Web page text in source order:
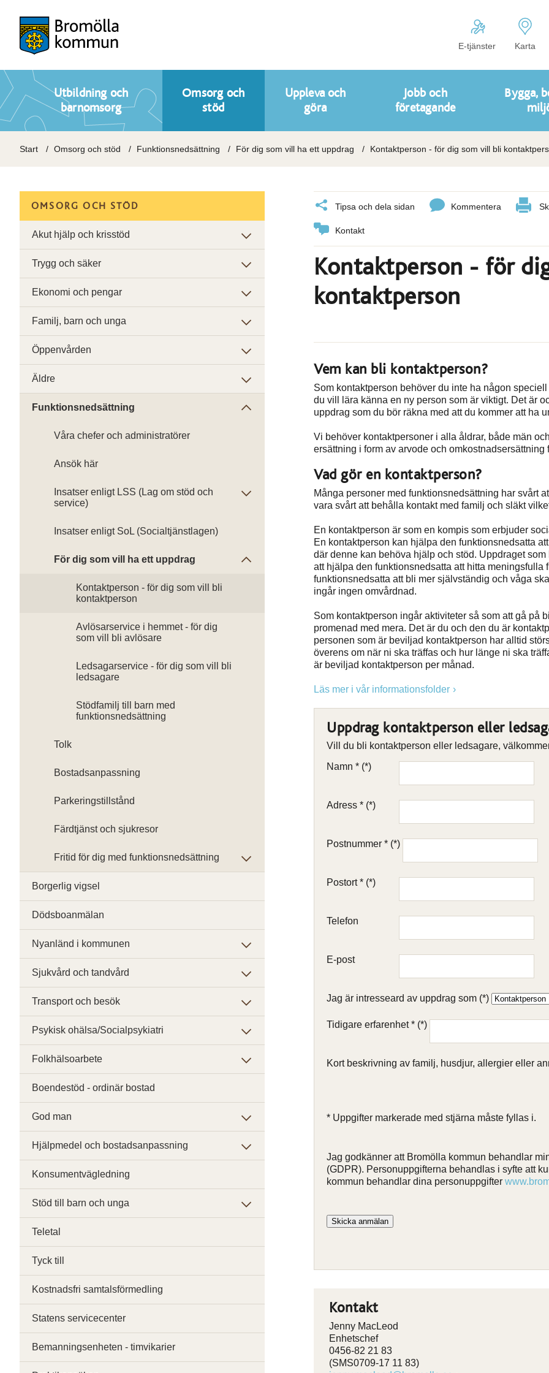
E-tjänster Karta
Utbildning och
barnomsorg
Omsorg och
stöd
Uppleva och
göra
Jobb och
företagande
Bygga,
Start Omsorg och stöd Funktionsnedsättning För dig som vill ha ett uppdrag Kontaktperson - för dig som vill bli
Tipsa och dela sidan Kommentera
Kontakt
Kontaktperson - för
kontaktperson
Vem kan bli kontaktperson?
Som kontaktperson behöver du inte ha någon
du vill lära känna en ny person som är viktigt. Det är
uppdrag som du bör räkna med att du kommer att ha
Vi behöver kontaktpersoner i alla åldrar, både män
ersättning i form av arvode och omkostnadsersättning
Vad gör en kontaktperson?
Många personer med funktionsnedsättning har svårt
vara svårt att behålla kontakt med familj och släkt
En kontaktperson är som en kompis som erbjuder
En kontaktperson kan hjälpa den funktionsnedsatta
där denne kan behöva hjälp och stöd. Uppdraget
att hjälpa den funktionsnedsatta att hitta meningsfulla
funktionsnedsatta att bli mer självständig och våga
ingår ingen omvårdnad.
Som kontaktperson ingår aktiviteter så som att gå på
promenad med mera. Det är du och den du är
personen som är beviljad kontaktperson har alltid
överens om när ni ska träffas och hur länge ni ska
är beviljad kontaktperson per månad.
Läs mer i vår informationsfolder
Uppdrag kontaktperson eller
Vill du bli kontaktperson eller ledsagare,
Namn *
Adress *
Postnummer *
Postort *
Telefon
E-post
Jag är intresseard av uppdrag som
Tidigare erfarenhet *
Kort beskrivning av familj, husdjur, allergier eller
* Uppgifter markerade med stjärna måste fyllas i.
Jag godkänner att Bromölla kommun behandlar
(GDPR). Personuppgifterna behandlas i syfte att
kommun behandlar dina personuppgifter
Skicka anmälan
Kontakt
Jenny MacLeod
Enhetschef
0456-82 21 83
(SMS0709-17 11 83)
OMSORG OCH STÖD
Akut hjälp och krisstöd
Trygg och säker
Ekonomi och pengar
Familj, barn och unga
Öppenvården
Äldre
Funktionsnedsättning
Våra chefer och administratörer
Ansök här
Insatser enligt LSS (Lag om stöd och
service)
Insatser enligt SoL (Socialtjänstlagen)
För dig som vill ha ett uppdrag
Kontaktperson - för dig som vill bli
kontaktperson
Avlösarservice i hemmet - för dig
som vill bli avlösare
Ledsagarservice - för dig som vill bli
ledsagare
Stödfamilj till barn med
funktionsnedsättning
Tolk
Bostadsanpassning
Parkeringstillstånd
Färdtjänst och sjukresor
Fritid för dig med funktionsnedsättning
Borgerlig vigsel
Dödsboanmälan
Nyanländ i kommunen
Sjukvård och tandvård
Transport och besök
Psykisk ohälsa/Socialpsykiatri
Folkhälsoarbete
Boendestöd - ordinär bostad
God man
Hjälpmedel och bostadsanpassning
Konsumentvägledning
Stöd till barn och unga
Teletal
Tyck till
Kostnadsfri samtalsförmedling
Statens servicecenter
Bemanningsenheten - timvikarier